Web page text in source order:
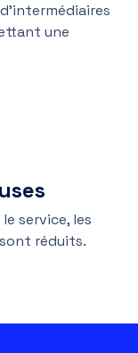
une
service, les
réduits.